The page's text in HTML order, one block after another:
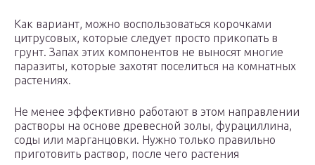
Как вариант, можно воспользоваться корочками
цитрусовых, которые следует просто прикопать в
грунт. Запах этих компонентов не выносят многие
паразиты, которые захотят поселиться на комнатных
растениях.
Не менее эффективно работают в этом направлении
растворы на основе древесной золы, фурациллина,
соды или марганцовки. Нужно только правильно
приготовить раствор, после чего растения